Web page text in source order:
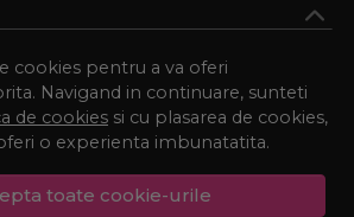
cookies pentru a va oferi
Navigand in continuare, sunteti
de cookies si cu plasarea de cookies,
o experienta imbunatatita.
toate cookie-urile